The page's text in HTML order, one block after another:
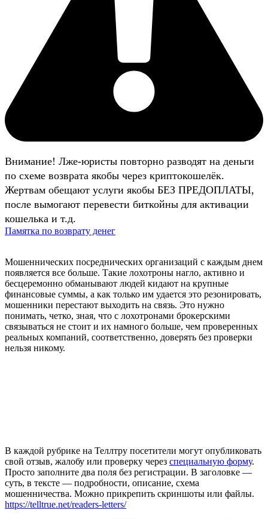
Внимание! Лже-юристы повторно разводят на деньги
по схеме возврата якобы через криптокошелёк.
Жертвам обещают услуги якобы БЕЗ ПРЕДОПЛАТЫ,
после вымогают перевести биткойны для активации
кошелька и т.д.
Памятка по возврату денег
Мошеннических посреднических организаций с каждым днем
появляется все больше. Такие лохотроны нагло, активно и
бесцеремонно обманывают людей кидают на крупные
финансовые суммы, а как только им удается это резонировать,
мошенники перестают выходить на связь. Это нужно
понимать, четко, зная, что с лохотронами брокерскими
связываться не стоит и их намного больше, чем проверенных
реальных компаний, соответственно, доверять без проверки
нельзя никому.
В каждой рубрике на Теллтру посетители могут опубликовать
свой отзыв, жалобу или проверку через специальную форму.
Просто заполните два поля без регистрации. В заголовке —
суть, в тексте — подробности, описание, схема
мошенничества. Можно прикрепить скриншоты или файлы.
https://telltrue.net/readers-letters/